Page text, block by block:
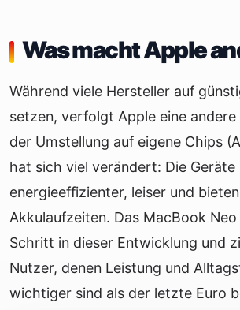
Was macht Apple
Während viele Hersteller auf
setzen, verfolgt Apple eine
der Umstellung auf eigene Chips
hat sich viel verändert: Die Geräte
energieeffizienter, leiser und
Akkulaufzeiten. Das MacBook
Schritt in dieser Entwicklung und
Nutzer, denen Leistung und
wichtiger sind als der letzte Euro